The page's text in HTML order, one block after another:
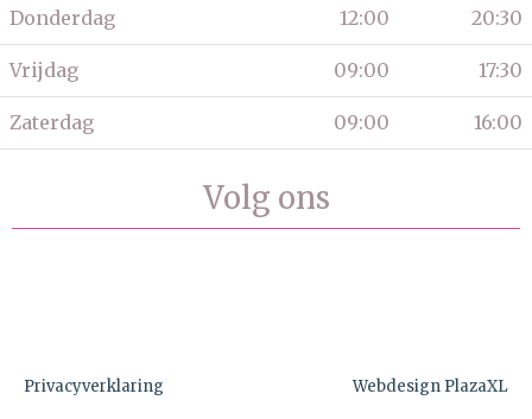
Donderdag 12:00 20:30
Vrijdag 09:00 17:30
Zaterdag 09:00 16:00
Volg ons
Privacyverklaring Webdesign PlazaXL